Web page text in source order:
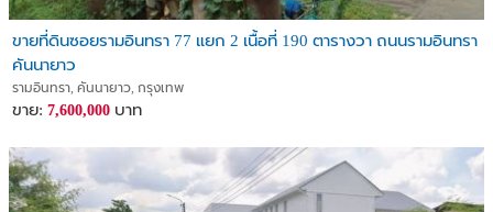
ขายที่ดินซอยรามอินทรา 77 แยก 2 เนื้อที่ 190 ตารางวา ถนนรามอินทรา
คันนายาว
รามอินทรา, คันนายาว, กรุงเทพ
ขาย: 7,600,000 บาท